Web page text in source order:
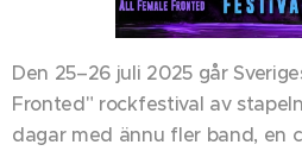
Den 25–26 juli 2025 går
Fronted" rockfestival av
dagar med ännu fler band, en